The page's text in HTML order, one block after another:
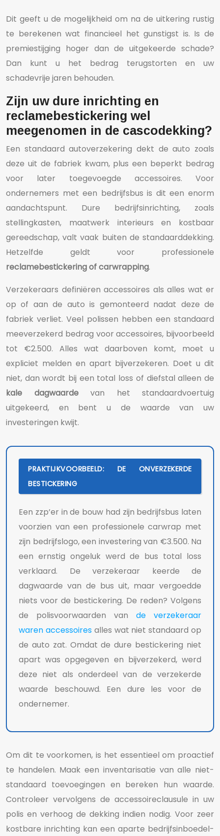
Dit geeft u de mogelijkheid om na de uitkering rustig
te berekenen wat financieel het gunstigst is. Is de
premiestijging hoger dan de uitgekeerde schade?
Dan kunt u het bedrag terugstorten en uw
schadevrije jaren behouden.
Zijn uw dure inrichting en
reclamebestickering wel
meegenomen in de cascodekking?
Een standaard autoverzekering dekt de auto zoals
deze uit de fabriek kwam, plus een beperkt bedrag
voor later toegevoegde accessoires. Voor
ondernemers met een bedrijfsbus is dit een enorm
aandachtspunt. Dure bedrijfsinrichting, zoals
stellingkasten, maatwerk interieurs en kostbaar
gereedschap, valt vaak buiten de standaarddekking.
Hetzelfde geldt voor professionele
reclamebestickering of carwrapping.
Verzekeraars definiëren accessoires als alles wat er
op of aan de auto is gemonteerd nadat deze de
fabriek verliet. Veel polissen hebben een standaard
meeverzekerd bedrag voor accessoires, bijvoorbeeld
tot €2.500. Alles wat daarboven komt, moet u
expliciet melden en apart bijverzekeren. Doet u dit
niet, dan wordt bij een total loss of diefstal alleen de
kale dagwaardevan het standaardvoertuig
uitgekeerd, en bent u de waarde van uw
investeringen kwijt.
PRAKTIJKVOORBEELD: DE ONVERZEKERDE
BESTICKERING
Een zzp’er in de bouw had zijn bedrijfsbus laten
voorzien van een professionele carwrap met
zijn bedrijfslogo, een investering van €3.500. Na
een ernstig ongeluk werd de bus total loss
verklaard. De verzekeraar keerde de
dagwaarde van de bus uit, maar vergoedde
niets voor de bestickering. De reden? Volgens
de polisvoorwaarden van de verzekeraar
waren accessoiresalles wat niet standaard op
de auto zat. Omdat de dure bestickering niet
apart was opgegeven en bijverzekerd, werd
deze niet als onderdeel van de verzekerde
waarde beschouwd. Een dure les voor de
ondernemer.
Om dit te voorkomen, is het essentieel om proactief
te handelen. Maak een inventarisatie van alle niet-
standaard toevoegingen en bereken hun waarde.
Controleer vervolgens de accessoireclausule in uw
polis en verhoog de dekking indien nodig. Voor zeer
kostbare inrichting kan een aparte bedrijfsinboedel-